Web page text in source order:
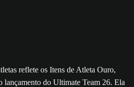
reflete os Itens de Atleta Ouro,
lançamento do Ultimate Team 26. Ela